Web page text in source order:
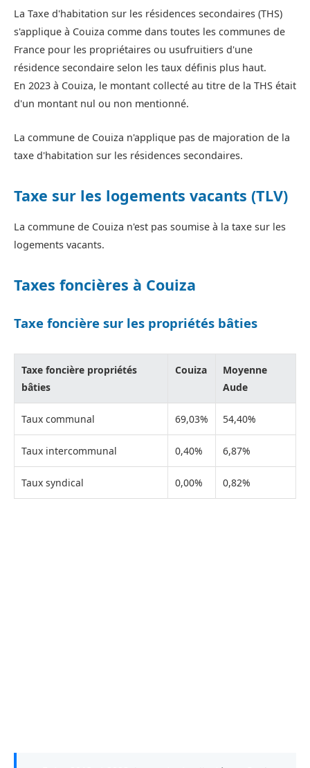
La Taxe d'habitation sur les résidences secondaires (THS)
s'applique à Couiza comme dans toutes les communes de
France pour les propriétaires ou usufruitiers d'une
résidence secondaire selon les taux définis plus haut.
En 2023 à Couiza, le montant collecté au titre de la THS était
d'un montant nul ou non mentionné.
La commune de Couiza n'applique pas de majoration de la
taxe d'habitation sur les résidences secondaires.
Taxe sur les logements vacants (TLV)
La commune de Couiza n'est pas soumise à la taxe sur les
logements vacants.
Taxes foncières à Couiza
Taxe foncière sur les propriétés bâties
Taxe foncière propriétés
bâties
Couiza
Moyenne
Aude
Taux communal 69,03% 54,40%
Taux intercommunal 0,40% 6,87%
Taux syndical 0,00% 0,82%